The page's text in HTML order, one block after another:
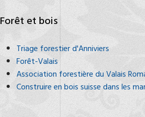
Forêt et bois
Triage forestier d'Anniviers
Forêt-Valais
Association forestière du Valais
Construire en bois suisse dans les